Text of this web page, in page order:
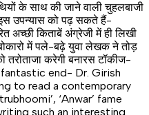
के साथ की जाने वाली चुहलबाजी
इस उपन्यास को पढ़ सकते हैं-
अच्छी किताबें अंग्रेजी में ही लिखी
में पले-बढ़े युवा लेखक ने तोड़
करेगी बनारस टॉकीज-
end- Dr. Girish
to read a contemporary
‘Anwar’ fame
such an interesting